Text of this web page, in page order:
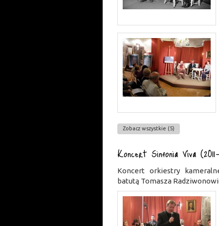
Zobacz wszystkie (5)
Koncert Sinfonia Viva
Koncert orkiestry
batutą Tomasza